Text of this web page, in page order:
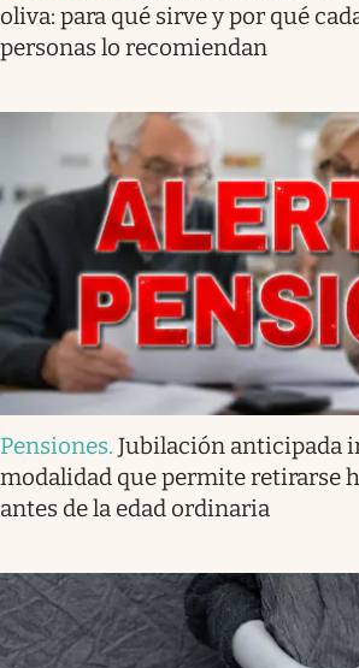
oliva: para qué sirve y por qué
personas lo recomiendan
Pensiones. Jubilación anticipada
modalidad que permite retirarse
antes de la edad ordinaria